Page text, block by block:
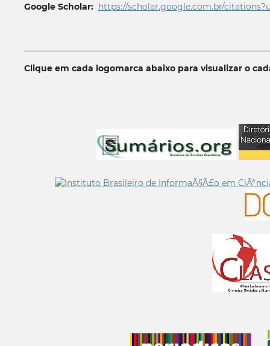
Google Scholar: https://scholar.google.com.br/
Clique em cada logomarca abaixo para visualizar o